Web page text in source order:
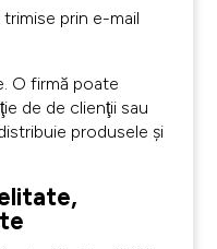
prin e-mail
O firmă poate
de de clienţii sau
produsele şi